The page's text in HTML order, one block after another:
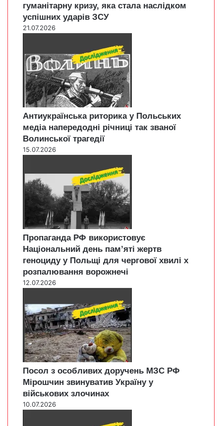
гуманітарну кризу, яка стала наслідком
успішних ударів ЗСУ
21.07.2026
Антиукраїнська риторика у Польських
медіа напередодні річниці так званої
Волинської трагедії
15.07.2026
Пропаганда РФ використовує
Національний день пам’яті жертв
геноциду у Польщі для чергової хвилі х
розпалювання ворожнечі
12.07.2026
Посол з особливих доручень МЗС РФ
Мірошчин звинуватив Україну у
військових злочинах
10.07.2026